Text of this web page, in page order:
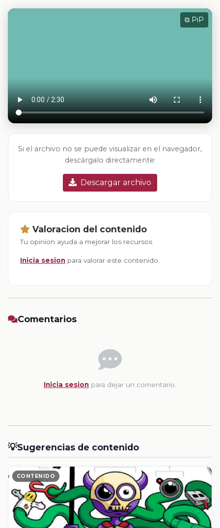
⧉ PiP
Si el archivo no se puede visualizar en el navegador,
descárgalo directamente:
Descargar archivo
Valoracion del contenido
Tu opinion ayuda a mejorar los recursos
Inicia sesion para valorar este contenido.
Comentarios
Inicia sesion para dejar un comentario.
💡Sugerencias de contenido
CONTENIDO